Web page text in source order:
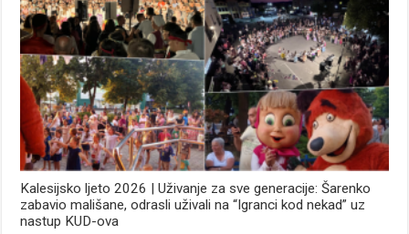
Kalesijsko ljeto 2026 | Uživanje za sve generacije: Šarenko
zabavio mališane, odrasli uživali na “Igranci kod nekad” uz
nastup KUD-ova